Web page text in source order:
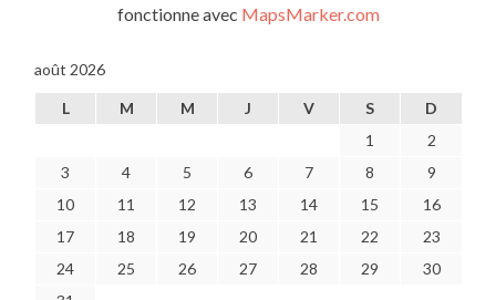
fonctionne avec MapsMarker.com
août 2026
L M M J V S
D
1
2
3
4 5 6 7 8
9
10
11 12 13 14 15
16
17
18 19 20 21 22
23
24
25 26 27 28 29
30